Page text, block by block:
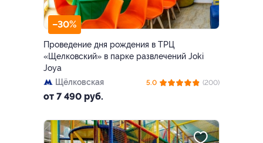
–30%
Проведение дня рождения в ТРЦ
«Щелковский» в парке развлечений Joki
Joya
Щёлковская
от 7 490 руб.
5.0 (200)